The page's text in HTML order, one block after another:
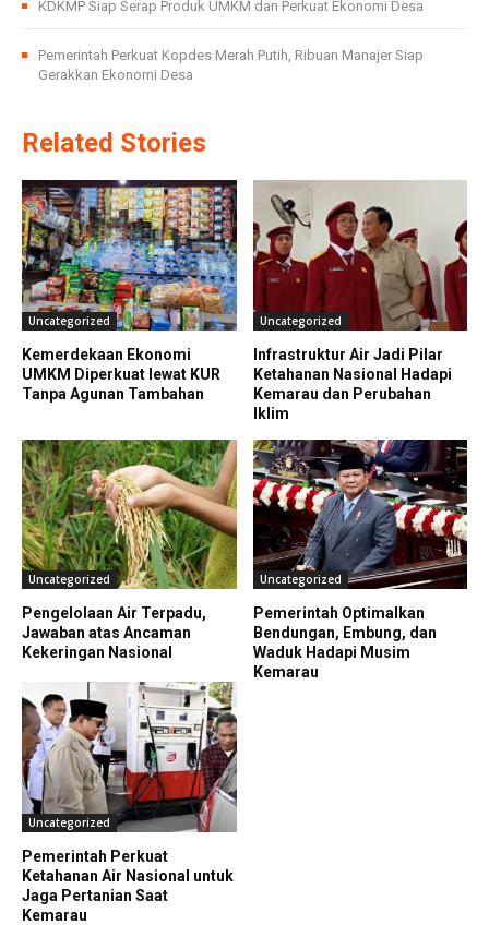
KDKMP Siap Serap Produk UMKM dan Perkuat Ekonomi Desa
Pemerintah Perkuat Kopdes Merah Putih, Ribuan Manajer Siap
Gerakkan Ekonomi Desa
Related Stories
Uncategorized
Kemerdekaan Ekonomi
UMKM Diperkuat lewat KUR
Tanpa Agunan Tambahan
Uncategorized
Infrastruktur Air Jadi Pilar
Ketahanan Nasional Hadapi
Kemarau dan Perubahan
Iklim
Uncategorized
Pengelolaan Air Terpadu,
Jawaban atas Ancaman
Kekeringan Nasional
Uncategorized
Pemerintah Optimalkan
Bendungan, Embung, dan
Waduk Hadapi Musim
Kemarau
Uncategorized
Pemerintah Perkuat
Ketahanan Air Nasional untuk
Jaga Pertanian Saat
Kemarau